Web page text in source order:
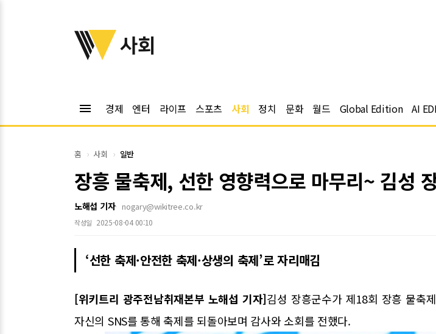
위키트리
사회
menu 경제 엔터 라이프 스포츠 사회 정치 문화 월드 Global Edition AI
홈 사회 일반
장흥 물축제, 선한 영향력으로 마무리~ 김성
노해섭 기자 nogary@wikitree.co.kr
작성일 2025-08-04 00:10
‘선한 축제·안전한 축제·상생의 축제’로 자리매김
[위키트리 광주전남취재본부 노해섭 기자]김성 장흥군수가 제18회 장흥 물축
자신의 SNS를 통해 축제를 되돌아보며 감사와 소회를 전했다.